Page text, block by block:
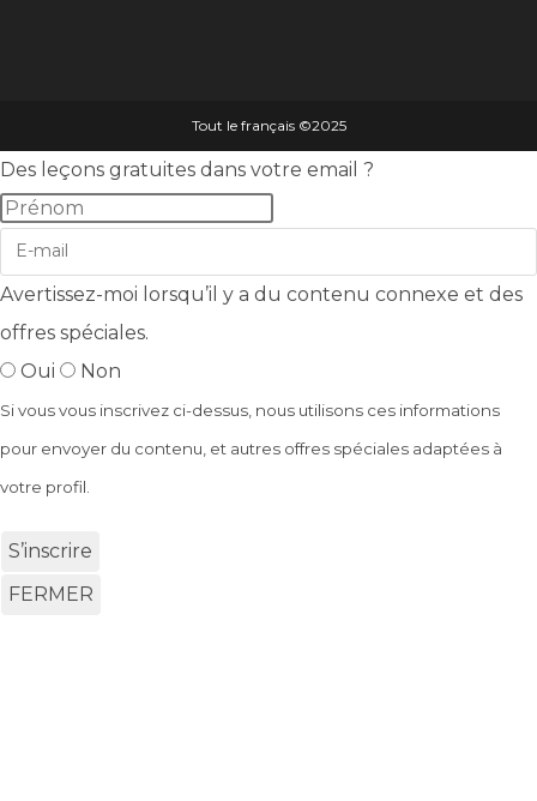
Tout le français ©️2025
Des leçons gratuites dans votre email ?
Avertissez-moi lorsqu’il y a du contenu connexe et des
offres spéciales.
Oui
Non
Si vous vous inscrivez ci-dessus, nous utilisons ces informations
pour envoyer du contenu, et autres offres spéciales adaptées à
votre profil.
S’inscrire
FERMER